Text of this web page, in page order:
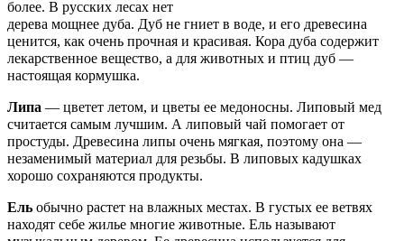
более. В русских лесах нет
дерева мощнее дуба. Дуб не гниет в воде, и его древесина
ценится, как очень прочная и красивая. Кора дуба содержит
лекарственное вещество, а для животных и птиц дуб —
настоящая кормушка.
Липа — цветет летом, и цветы ее медоносны. Липовый мед
считается самым лучшим. А липовый чай помогает от
простуды. Древесина липы очень мягкая, поэтому она —
незаменимый материал для резьбы. В липовых кадушках
хорошо сохраняются продукты.
Ель обычно растет на влажных местах. В густых ее ветвях
находят себе жилье многие животные. Ель называют